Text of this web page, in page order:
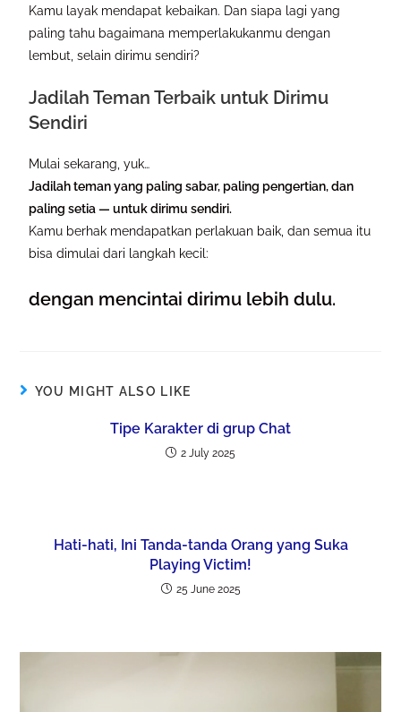
Kamu layak mendapat kebaikan. Dan siapa lagi yang
paling tahu bagaimana memperlakukanmu dengan
lembut, selain dirimu sendiri?
Jadilah Teman Terbaik untuk Dirimu
Sendiri
Mulai sekarang, yuk…
Jadilah teman yang paling sabar, paling pengertian, dan
paling setia — untuk dirimu sendiri.
Kamu berhak mendapatkan perlakuan baik, dan semua itu
bisa dimulai dari langkah kecil:
dengan mencintai dirimu lebih dulu.
YOU MIGHT ALSO LIKE
Tipe Karakter di grup Chat
2 July 2025
Hati-hati, Ini Tanda-tanda Orang yang Suka
Playing Victim!
25 June 2025